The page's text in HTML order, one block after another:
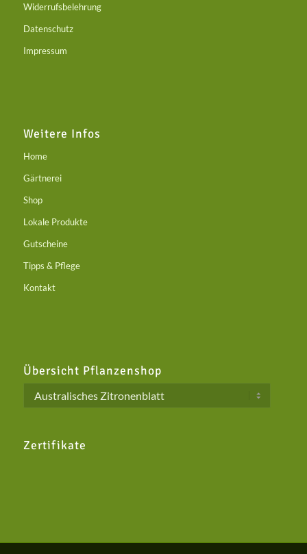
Widerrufsbelehrung
Datenschutz
Impressum
Weitere Infos
Home
Gärtnerei
Shop
Lokale Produkte
Gutscheine
Tipps & Pflege
Kontakt
Übersicht Pflanzenshop
Zertifikate